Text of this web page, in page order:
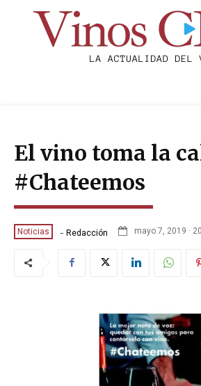
El vino toma la
#Chateemos
Noticias - Redacción mayo 7, 2019 ·